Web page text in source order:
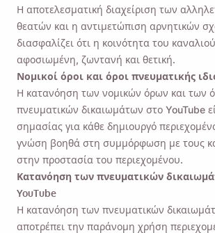
Η αποτελεσματική διαχείριση των
θεατών και η αντιμετώπιση αρνητικών
διασφαλίζει ότι η κοινότητα του
αφοσιωμένη, ζωντανή και θετική.
Νομικοί όροι και όροι πνευματικής
Η κατανόηση των νομικών όρων και των
πνευματικών δικαιωμάτων στο YouTube
σημασίας για κάθε δημιουργό
γνώση βοηθά στη συμμόρφωση με τους
στην προστασία του περιεχομένου.
Κατανόηση των πνευματικών
YouTube
Η κατανόηση των πνευματικών
αποτρέπει την παράνομη χρήση